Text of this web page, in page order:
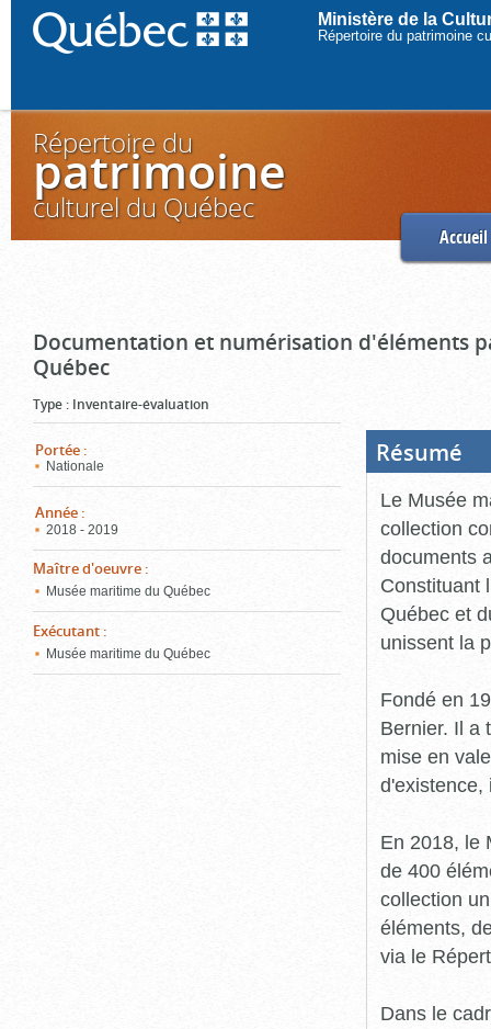
Ministère de la
Répertoire du patrimoine
Répertoire du
patrimoine
culturel du Québec
Accueil
Documentation et numérisation d'éléments
Québec
Type : Inventaire-évaluation
Portée :
Nationale
Année :
2018 - 2019
Maître d'oeuvre :
Musée maritime du Québec
Exécutant :
Musée maritime du Québec
Résumé
Le Musée
collection
documents
Constituant
Québec et
unissent la
Fondé en
Bernier. Il a
mise en
d'existence,
En 2018, le
de 400
collection
éléments,
via le
Dans le